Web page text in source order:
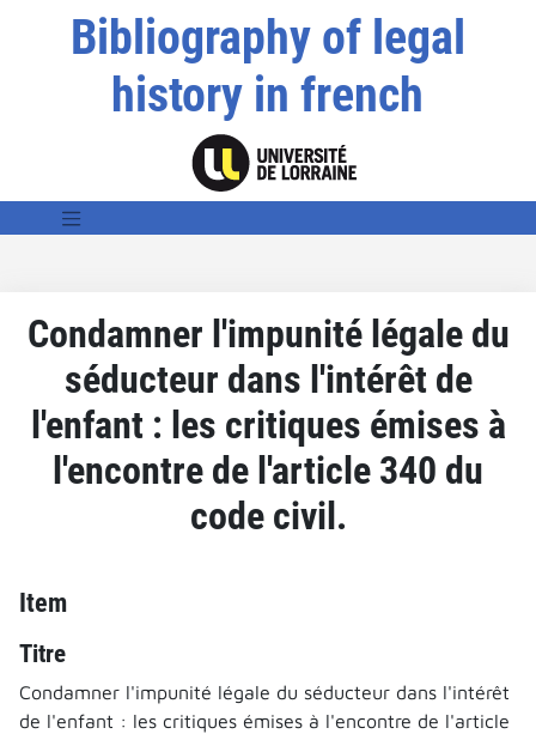
Bibliography of legal
history in french
Condamner l'impunité légale du
séducteur dans l'intérêt de
l'enfant : les critiques émises à
l'encontre de l'article 340 du
code civil.
Item
Titre
Condamner l'impunité légale du séducteur dans l'intérêt
de l'enfant : les critiques émises à l'encontre de l'article